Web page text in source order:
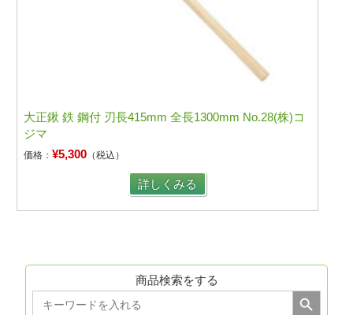
大正鍬 鉄 鋼付 刃長415mm 全長1300mm No.28(株)コ
ジマ
価格：¥5,300 （税込）
詳しくみる
商品検索をする
Search
for:
Search Button